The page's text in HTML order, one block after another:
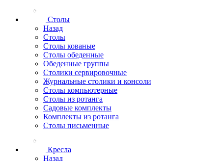
Столы
Назад
Столы
Столы кованые
Столы обеденные
Обеденные группы
Столики сервировочные
Журнальные столики и консоли
Столы компьютерные
Столы из ротанга
Садовые комплекты
Комплекты из ротанга
Столы письменные
Кресла
Назад